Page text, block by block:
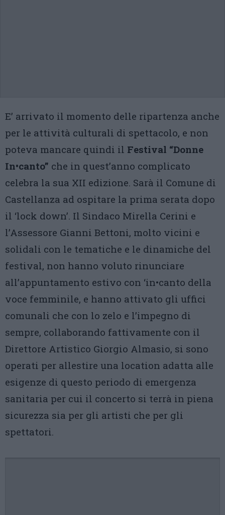
E’ arrivato il momento delle ripartenza anche
per le attività culturali di spettacolo, e non
poteva mancare quindi il Festival “Donne
In•canto” che in quest’anno complicato
celebra la sua XII edizione. Sarà il Comune di
Castellanza ad ospitare la prima serata dopo
il ‘lock down’. Il Sindaco Mirella Cerini e
l’Assessore Gianni Bettoni, molto vicini e
solidali con le tematiche e le dinamiche del
festival, non hanno voluto rinunciare
all’appuntamento estivo con ‘in•canto della
voce femminile, e hanno attivato gli uffici
comunali che con lo zelo e l’impegno di
sempre, collaborando fattivamente con il
Direttore Artistico Giorgio Almasio, si sono
operati per allestire una location adatta alle
esigenze di questo periodo di emergenza
sanitaria per cui il concerto si terrà in piena
sicurezza sia per gli artisti che per gli
spettatori.